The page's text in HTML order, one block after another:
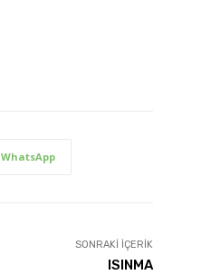
WhatsApp
SONRAKI İÇERIK
ISINMA